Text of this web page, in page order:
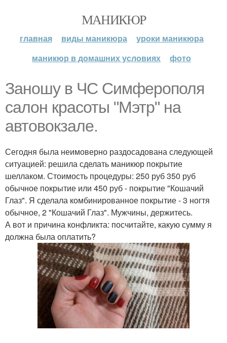
МАНИКЮР
главная виды маникюра
уроки маникюра
маникюр в домашних условиях
фото
Заношу в ЧС Симферополя
салон красоты "Мэтр" на
автовокзале.
Сегодня была неимоверно раздосадована следующей
ситуацией: решила сделать маникюр покрытие
шеллаком. Стоимость процедуры: 250 руб 350 руб
обычное покрытие или 450 руб - покрытие "Кошачий
Глаз". Я сделала комбинированное покрытие - 3 ногтя
обычное, 2 "Кошачий Глаз". Мужчины, держитесь.
А вот и причина конфликта: посчитайте, какую сумму я
должна была оплатить?